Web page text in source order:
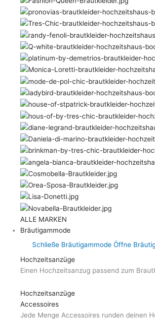
ALLE MARKEN
Bräutigammode
Schließe Bräutigammode Öffne
Hochzeitsanzüge
Einen Hochzeitsanzug passend zum
Hochzeitsanzüge
Accessoires
Jede Menge Accessoires runden deinen